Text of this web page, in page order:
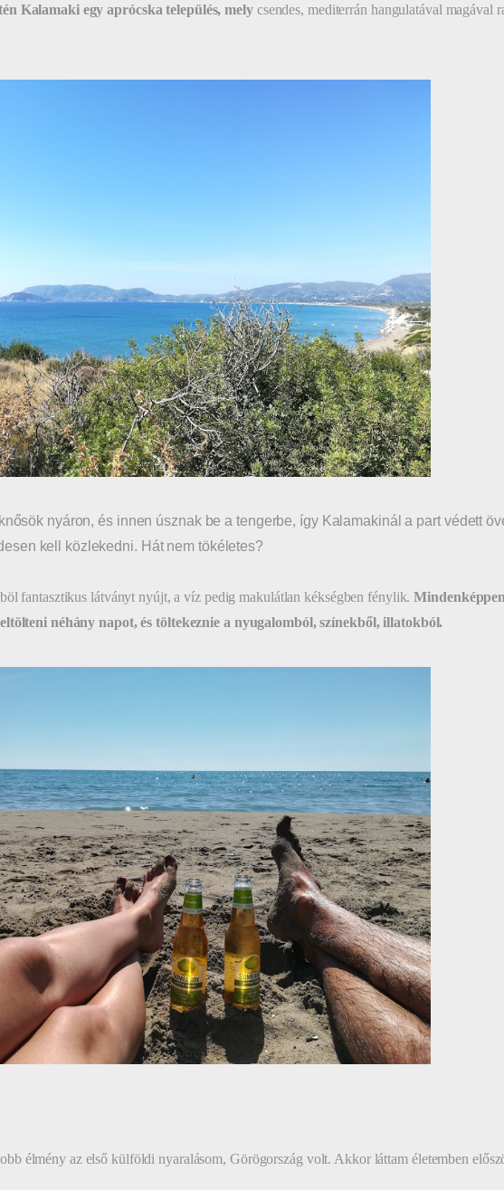
Kalamaki egy aprócska település, melycsendes, mediterrán hangulatával magával
nyáron, és innen úsznak be a tengerbe, így Kalamakinál a part védett
kell közlekedni. Hát nem tökéletes?
fantasztikus látványt nyújt, a víz pedig makulátlan kékségben fénylik.
néhány napot, és töltekeznie a nyugalomból, színekből, illatokból.
élmény az első külföldi nyaralásom, Görögország volt. Akkor láttam életemben